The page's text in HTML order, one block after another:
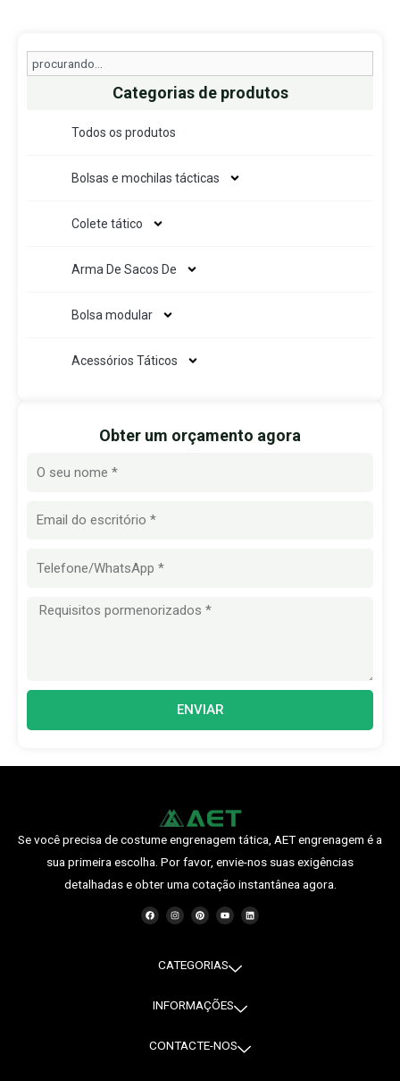
Search
Categorias de produtos
Todos os produtos
Bolsas e mochilas tácticas
Colete tático
Arma De Sacos De
Bolsa modular
Acessórios Táticos
Obter um orçamento agora
Mensagem
ENVIAR
Se você precisa de costume engrenagem tática, AET engrenagem é a
sua primeira escolha. Por favor, envie-nos suas exigências
detalhadas e obter uma cotação instantânea agora.
F
a
c
I
n
s
r
a
P
i
n
e
s
Y
o
u
e
O
L
i
CATEGORIAS
INFORMAÇÕES
CONTACTE-NOS